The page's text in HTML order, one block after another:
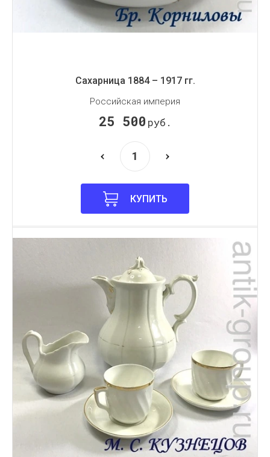
Сахарница 1884 – 1917 гг.
Российская империя
25 500 руб.
КУПИТЬ